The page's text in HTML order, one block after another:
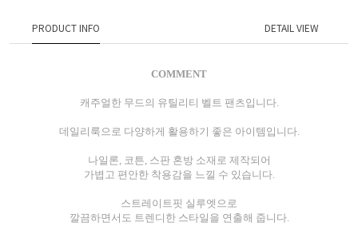
PRODUCT INFO DETAIL VIEW
COMMENT
캐주얼한 무드의 유틸리티 벨트 팬츠입니다.
데일리룩으로 다양하게 활용하기 좋은 아이템입니다.
나일론, 코튼, 스판 혼방 소재로 제작되어
가볍고 편안한 착용감을 느낄 수 있습니다.
스트레이트핏 실루엣으로
깔끔하면서도 트렌디한 스타일을 연출해 줍니다.